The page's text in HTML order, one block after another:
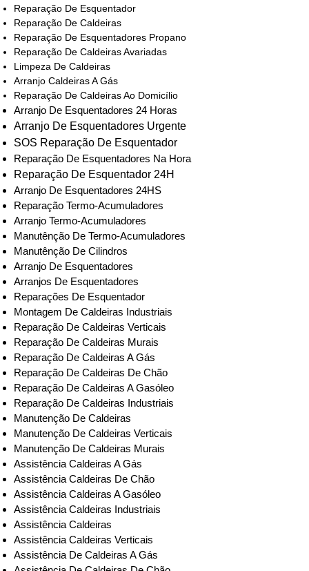
Reparação De Esquentador
Reparação De Caldeiras
Reparação De Esquentadores Propano
Reparação De Caldeiras Avariadas
Limpeza De Caldeiras
Arranjo Caldeiras A Gás
Reparação De Caldeiras Ao Domicílio
Arranjo De Esquentadores 24 Horas
Arranjo De Esquentadores Urgente
SOS Reparação De Esquentador
Reparação De Esquentadores Na Hora
Reparação De Esquentador 24H
Arranjo De Esquentadores 24HS
Reparação Termo-Acumuladores
Arranjo Termo-Acumuladores
Manutênção De Termo-Acumuladores
Manutênção De Cilindros
Arranjo De Esquentadores
Arranjos De Esquentadores
Reparações De Esquentador
Montagem De Caldeiras Industriais
Reparação De Caldeiras Verticais
Reparação De Caldeiras Murais
Reparação De Caldeiras A Gás
Reparação De Caldeiras De Chão
Reparação De Caldeiras A Gasóleo
Reparação De Caldeiras Industriais
Manutenção De Caldeiras
Manutenção De Caldeiras Verticais
Manutenção De Caldeiras Murais
Assistência Caldeiras A Gás
Assistência Caldeiras De Chão
Assistência Caldeiras A Gasóleo
Assistência Caldeiras Industriais
Assistência Caldeiras
Assistência Caldeiras Verticais
Assistência De Caldeiras A Gás